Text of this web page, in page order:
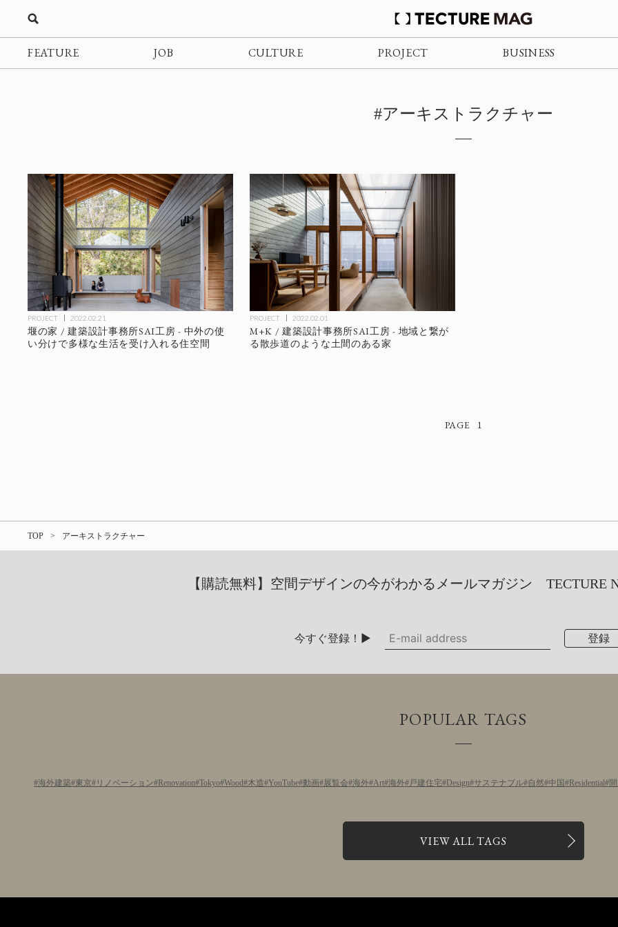
FEATURE JOB CULTURE PROJECT BUSINESS
#アーキストラクチャー
PROJECT 2022.02.21
堰の家 / 建築設計事務所SAI工房 - 中外の使
い分けで多様な生活を受け入れる住空間
PROJECT 2022.02.01
M+K / 建築設計事務所SAI工房 - 地域と繋が
る散歩道のような土間のある家
1
TOP アーキストラクチャー
【購読無料】空間デザインの今がわかるメールマガジン TECTURE
今すぐ登録！▶
POPULAR TAGS
海外建築 東京 リノベーション Renovation Tokyo Wood 木造 YouTube 動画 展覧会 海外 Art 海外 戸建住宅 Design サステナブル 自然 中国 Residential
VIEW ALL TAGS